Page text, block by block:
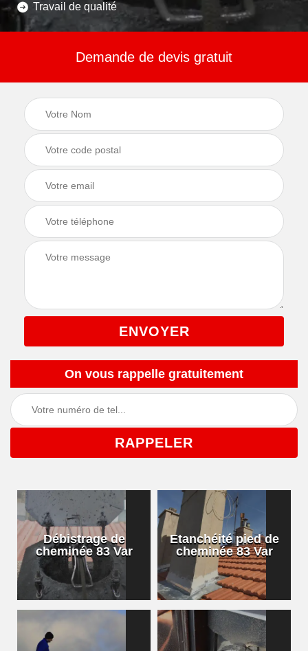
Travail de qualité
Demande de devis gratuit
On vous rappelle gratuitement
Débistrage de
cheminée 83 Var
Etanchéité pied de
cheminée 83 Var